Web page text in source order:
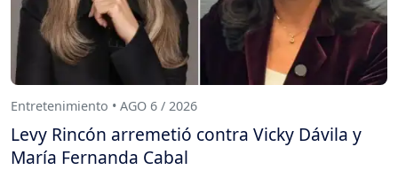
Entretenimiento • AGO 6 / 2026
Levy Rincón arremetió contra Vicky Dávila y
María Fernanda Cabal